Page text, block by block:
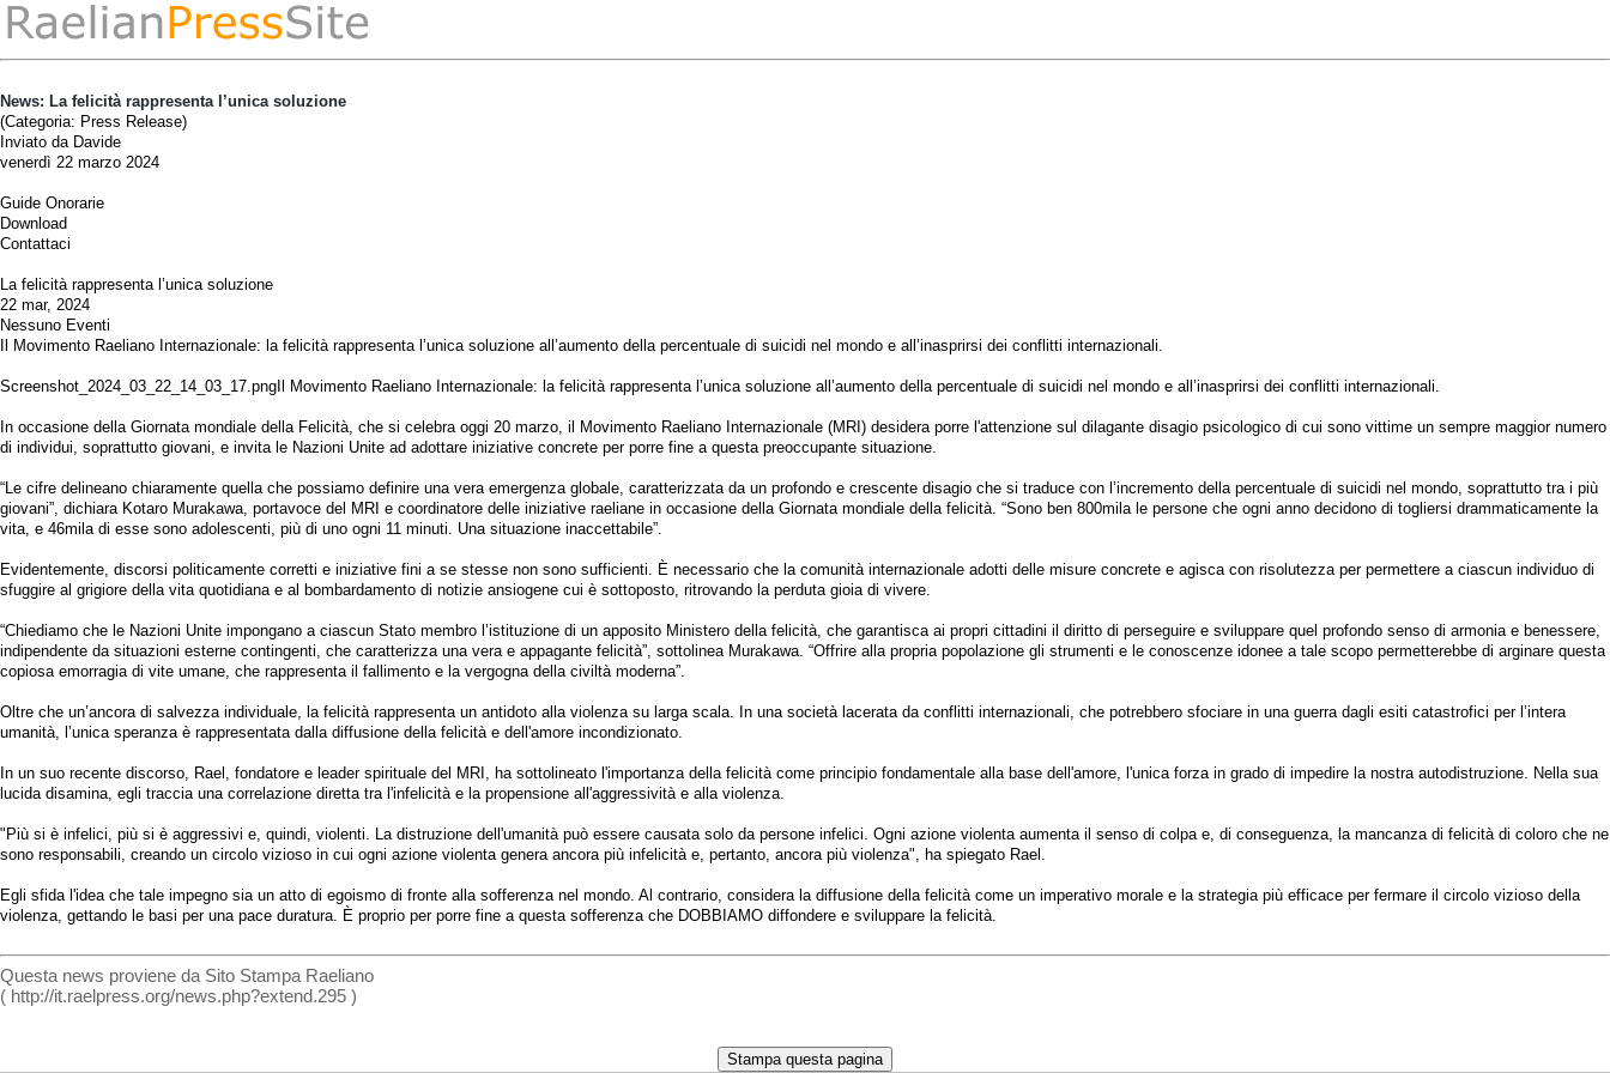
News: La felicità rappresenta l’unica soluzione
(Categoria: Press Release)
Inviato da Davide
venerdì 22 marzo 2024
Guide Onorarie
Download
Contattaci
La felicità rappresenta l’unica soluzione
22 mar, 2024
Nessuno Eventi
Il Movimento Raeliano Internazionale: la felicità rappresenta l’unica soluzione all’aumento della percentuale di suicidi nel mondo e all’inasprirsi dei conflitti internazionali.
Screenshot_2024_03_22_14_03_17.pngIl Movimento Raeliano Internazionale: la felicità rappresenta l’unica soluzione all’aumento della percentuale di suicidi nel mondo e all’inasprirsi dei conflitti internazionali.
In occasione della Giornata mondiale della Felicità, che si celebra oggi 20 marzo, il Movimento Raeliano Internazionale (MRI) desidera porre l'attenzione sul dilagante disagio psicologico di cui sono vittime un sempre maggior numero
di individui, soprattutto giovani, e invita le Nazioni Unite ad adottare iniziative concrete per porre fine a questa preoccupante situazione.
“Le cifre delineano chiaramente quella che possiamo definire una vera emergenza globale, caratterizzata da un profondo e crescente disagio che si traduce con l’incremento della percentuale di suicidi nel mondo, soprattutto tra i più
giovani”, dichiara Kotaro Murakawa, portavoce del MRI e coordinatore delle iniziative raeliane in occasione della Giornata mondiale della felicità. “Sono ben 800mila le persone che ogni anno decidono di togliersi drammaticamente la
vita, e 46mila di esse sono adolescenti, più di uno ogni 11 minuti. Una situazione inaccettabile”.
Evidentemente, discorsi politicamente corretti e iniziative fini a se stesse non sono sufficienti. È necessario che la comunità internazionale adotti delle misure concrete e agisca con risolutezza per permettere a ciascun individuo di
sfuggire al grigiore della vita quotidiana e al bombardamento di notizie ansiogene cui è sottoposto, ritrovando la perduta gioia di vivere.
“Chiediamo che le Nazioni Unite impongano a ciascun Stato membro l’istituzione di un apposito Ministero della felicità, che garantisca ai propri cittadini il diritto di perseguire e sviluppare quel profondo senso di armonia e benessere,
indipendente da situazioni esterne contingenti, che caratterizza una vera e appagante felicità”, sottolinea Murakawa. “Offrire alla propria popolazione gli strumenti e le conoscenze idonee a tale scopo permetterebbe di arginare questa
copiosa emorragia di vite umane, che rappresenta il fallimento e la vergogna della civiltà moderna”.
Oltre che un’ancora di salvezza individuale, la felicità rappresenta un antidoto alla violenza su larga scala. In una società lacerata da conflitti internazionali, che potrebbero sfociare in una guerra dagli esiti catastrofici per l’intera
umanità, l’unica speranza è rappresentata dalla diffusione della felicità e dell'amore incondizionato.
In un suo recente discorso, Rael, fondatore e leader spirituale del MRI, ha sottolineato l'importanza della felicità come principio fondamentale alla base dell'amore, l'unica forza in grado di impedire la nostra autodistruzione. Nella sua
lucida disamina, egli traccia una correlazione diretta tra l'infelicità e la propensione all'aggressività e alla violenza.
"Più si è infelici, più si è aggressivi e, quindi, violenti. La distruzione dell'umanità può essere causata solo da persone infelici. Ogni azione violenta aumenta il senso di colpa e, di conseguenza, la mancanza di felicità di coloro che ne
sono responsabili, creando un circolo vizioso in cui ogni azione violenta genera ancora più infelicità e, pertanto, ancora più violenza", ha spiegato Rael.
Egli sfida l'idea che tale impegno sia un atto di egoismo di fronte alla sofferenza nel mondo. Al contrario, considera la diffusione della felicità come un imperativo morale e la strategia più efficace per fermare il circolo vizioso della
violenza, gettando le basi per una pace duratura. È proprio per porre fine a questa sofferenza che DOBBIAMO diffondere e sviluppare la felicità.
Questa news proviene da Sito Stampa Raeliano
( http://it.raelpress.org/news.php?extend.295 )